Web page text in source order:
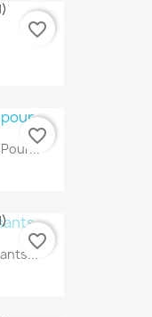
favorite_border
favorite_border
favorite_border